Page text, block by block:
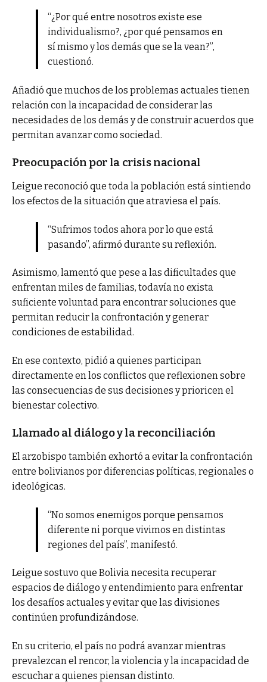
“¿Por qué entre nosotros existe ese
individualismo?, ¿por qué pensamos en
sí mismo y los demás que se la vean?”,
cuestionó.
Añadió que muchos de los problemas actuales tienen
relación con la incapacidad de considerar las
necesidades de los demás y de construir acuerdos que
permitan avanzar como sociedad.
Preocupación por la crisis nacional
Leigue reconoció que toda la población está sintiendo
los efectos de la situación que atraviesa el país.
“Sufrimos todos ahora por lo que está
pasando”, afirmó durante su reflexión.
Asimismo, lamentó que pese a las dificultades que
enfrentan miles de familias, todavía no exista
suficiente voluntad para encontrar soluciones que
permitan reducir la confrontación y generar
condiciones de estabilidad.
En ese contexto, pidió a quienes participan
directamente en los conflictos que reflexionen sobre
las consecuencias de sus decisiones y prioricen el
bienestar colectivo.
Llamado al diálogo y la reconciliación
El arzobispo también exhortó a evitar la confrontación
entre bolivianos por diferencias políticas, regionales o
ideológicas.
“No somos enemigos porque pensamos
diferente ni porque vivimos en distintas
regiones del país”, manifestó.
Leigue sostuvo que Bolivia necesita recuperar
espacios de diálogo y entendimiento para enfrentar
los desafíos actuales y evitar que las divisiones
continúen profundizándose.
En su criterio, el país no podrá avanzar mientras
prevalezcan el rencor, la violencia y la incapacidad de
escuchar a quienes piensan distinto.